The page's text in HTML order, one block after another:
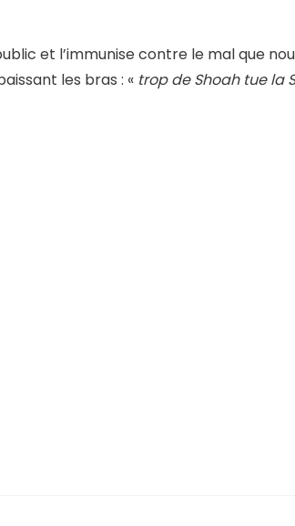
et l’immunise contre le mal que
les bras : « trop de Shoah tue la